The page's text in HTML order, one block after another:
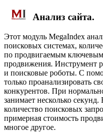
Анализ сайта.
Этот модуль MegaIndex
поисковых системах,
по продвигаемым ключевым
продвижения. Инструмент
и поисковые роботы. С
только проанализировать
конкурентов. При
занимает несколько
количество поисковых
примерная стоимость
многое другое.